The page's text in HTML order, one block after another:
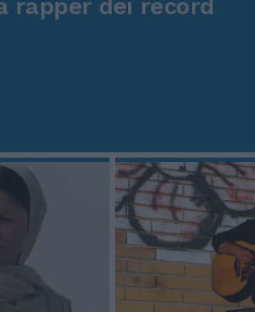
rapper dei record